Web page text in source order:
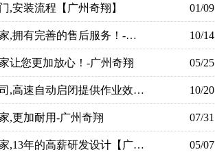
翔】
,安装流程【广州奇翔】 01/09
,拥有完善的售后服务！-广 10/14
让您更加放心！-广州奇翔 05/25
,高速自动启闭提供作业效 10/20
,更加耐用-广州奇翔 07/31
,13年的高薪研发设计【广州 05/07